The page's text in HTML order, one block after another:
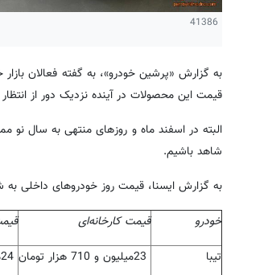
41386
به گزارش «پرشین خودرو»، به گفته فعالان
قیمت این محصولات در آینده نزدیک دور از
البته در اسفند ماه و روزهای منتهی به سال نو
شاهد باشیم.
به گزارش ایسنا، قیمت روز خودروهای داخلی
خودرو
قیمت کارخانه‌ای
تیبا
23میلیون و 710 هزار تومان 24